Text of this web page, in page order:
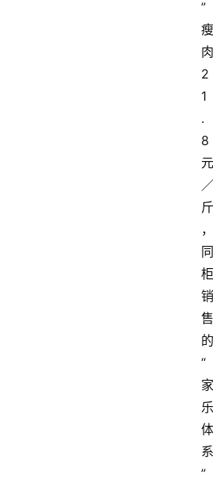
”
瘦
肉
2
1
.
8
元
／
斤
，
同
柜
销
售
的
“
家
乐
体
系
”